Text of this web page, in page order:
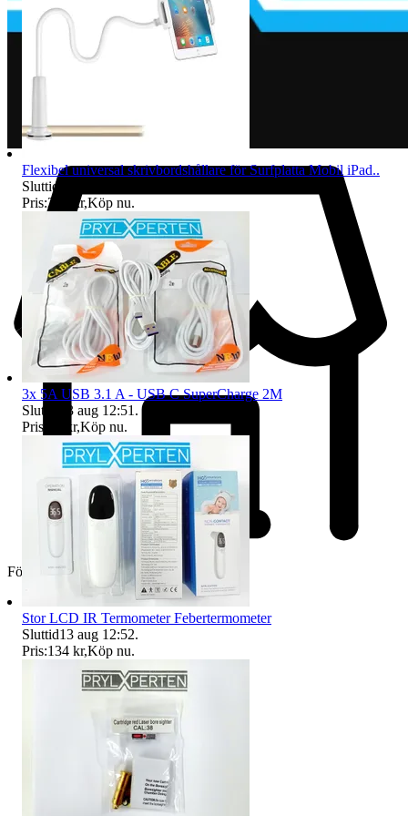
Företag
Flexibel universal skrivbordshållare för Surfplatta Mobil iPad..
Sluttid
Pris:221 kr,Köp nu.
3x 5A USB 3.1 A - USB C SuperCharge 2M
Sluttid
13 aug 12:51 .
Pris:
98 kr,Köp nu.
Stor LCD IR Termometer Febertermometer
Sluttid13 aug 12:52.
Pris:134 kr,Köp nu.